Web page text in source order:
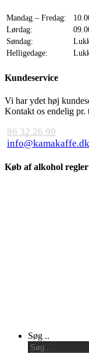
Mandag – Fredag:
Lørdag:
Søndag:
Helligedage:
Kundeservice
Vi har ydet høj
Kontakt os endelig
86 32 26 99
info@kamakaffe.dk
Køb af alkohol regler
Menu
Søg ..